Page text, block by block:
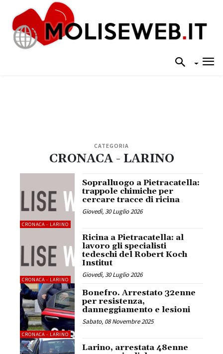
CATEGORIA
CRONACA - LARINO
CRONACA - LARINO
Sopralluogo a Pietracatella:
trappole chimiche per
cercare tracce di ricina
Giovedì, 30 Luglio 2026
CRONACA - LARINO
Ricina a Pietracatella: al
lavoro gli specialisti
tedeschi del Robert Koch
Institut
Giovedì, 30 Luglio 2026
CRONACA - LARINO
Bonefro. Arrestato 32enne
per resistenza,
danneggiamento e lesioni
Sabato, 08 Novembre 2025
Larino, arrestata 48enne